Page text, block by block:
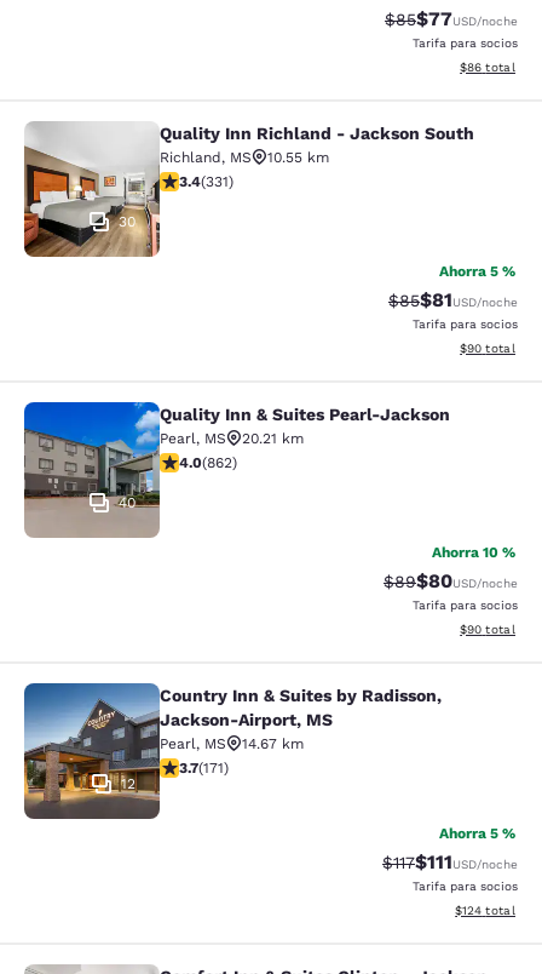
Precio tachado:
$85Precio con
$77USD/noche
Tarifa para socios
Ver detalles
$86 total
Quality Inn Richland - Jackson
30
Quality Inn Richland - Jackson South
Richland, MS
10.55 km
calificación de 3.4 estrellas. Bueno. 331 reseñas
3.4(331)
Ahorra 5 %
Precio tachado:
$85Precio con
$81USD/noche
Tarifa para socios
Ver detalles
$90 total
Quality Inn & Suites Pearl-Jackson
40
Quality Inn & Suites Pearl-Jackson
Pearl, MS
20.21 km
calificación de 4.02 estrellas. Muy bueno. 862 reseñas
4.0(862)
Ahorra 10 %
Precio tachado:
$89Precio con
$80USD/noche
Tarifa para socios
Ver detalles
$90 total
Country Inn & Suites by Radisson,
12
Country Inn & Suites by Radisson,
Jackson-Airport, MS
Pearl, MS
14.67 km
calificación de 3.68 estrellas. Bueno. 171 reseñas
3.7(171)
Ahorra 5 %
Precio tachado:
$117Precio con
$111USD/noche
Tarifa para socios
Ver detalles
$124 total